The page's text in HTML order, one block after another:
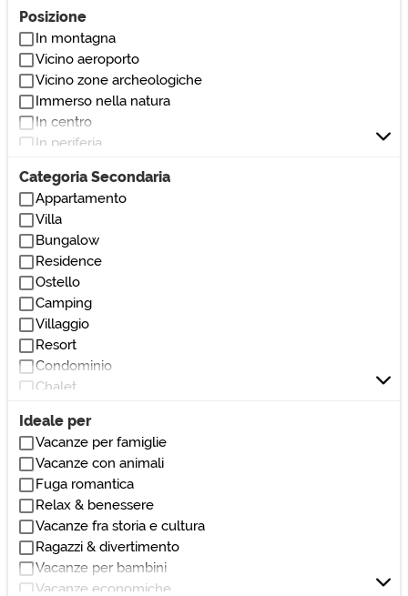
Posizione
In montagna
Vicino aeroporto
Vicino zone archeologiche
Immerso nella natura
In centro
In periferia
Vicino al lago
Vicino stazione
Vicino parchi/giardini
Vicino bar/ristoranti
Vicino club/discoteche
Vicino stadio
Vicino ospedali/cliniche
Vicino monumenti/zone di interesse
Vicino università
Vicino centri commerciali
Vicino autostrada
Vicino teatri/cinema
Categoria Secondaria
Appartamento
Villa
Bungalow
Residence
Ostello
Camping
Villaggio
Resort
Condominio
Chalet
Loft
Villetta a schiera
Dormitorio
Affittacamere
Locanda
Pensione
Dimora storica
Masseria
Ideale per
Vacanze per famiglie
Vacanze con animali
Fuga romantica
Relax & benessere
Vacanze fra storia e cultura
Ragazzi & divertimento
Vacanze per bambini
Vacanze economiche